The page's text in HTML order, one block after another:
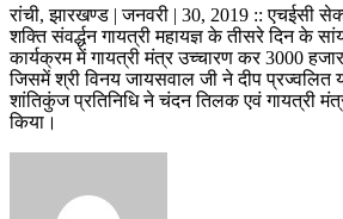
रांची, झारखण्ड | जनवरी | 30, 2019 :: एचईसी
शक्ति संवर्द्धन गायत्री महायज्ञ के तीसरे दिन के
कार्यक्रम में गायत्री मंत्र उच्चारण कर 3000
जिसमें श्री विनय जायसवाल जी ने दीप प्रज्वलित
शांतिकुंज प्रतिनिधि ने चंदन तिलक एवं गायत्री
किया।